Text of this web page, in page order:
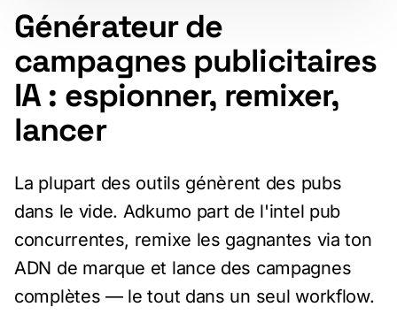
Générateur de
campagnes publicitaires
IA : espionner, remixer,
lancer
La plupart des outils génèrent des pubs
dans le vide. Adkumo part de l'intel pub
concurrentes, remixe les gagnantes via ton
ADN de marque et lance des campagnes
complètes — le tout dans un seul workflow.